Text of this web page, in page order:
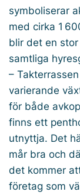
symboliserar
med cirka 1
blir det en
samtliga
–
varierande
för både
finns ett
utnyttja. Det
mår bra och
det kommer
företag som